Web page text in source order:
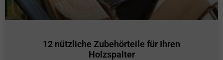
12 nützliche Zubehörteile für Ihren
Holzspalter